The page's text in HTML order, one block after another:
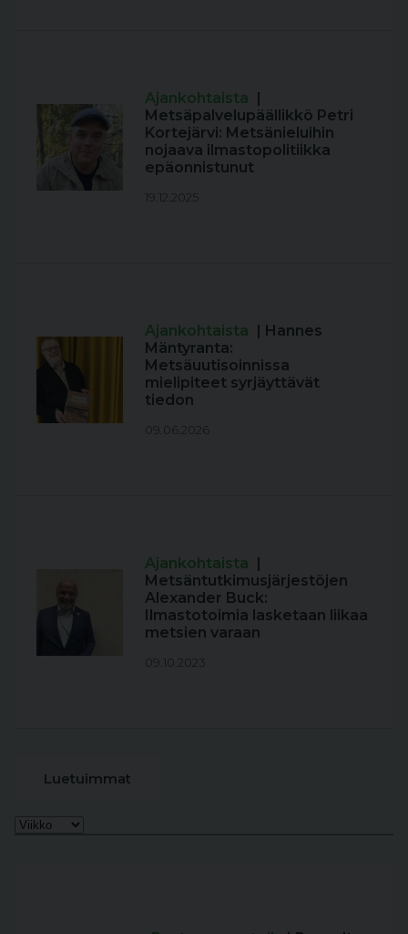
Ajankohtaista |
Metsäpalvelupäällikkö Petri
Kortejärvi: Metsänieluihin
nojaava ilmastopolitiikka
epäonnistunut
19.12.2025
Ajankohtaista | Hannes
Mäntyranta:
Metsäuutisoinnissa
mielipiteet syrjäyttävät
tiedon
09.06.2026
Ajankohtaista |
Metsäntutkimusjärjestöjen
Alexander Buck:
Ilmastotoimia lasketaan liikaa
metsien varaan
09.10.2023
Luetuimmat